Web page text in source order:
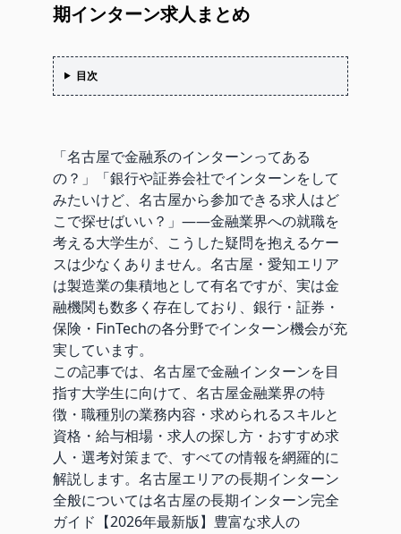
期インターン求人まとめ
目次
「名古屋で金融系のインターンってある
の？」「銀行や証券会社でインターンをして
みたいけど、名古屋から参加できる求人はど
こで探せばいい？」——金融業界への就職を
考える大学生が、こうした疑問を抱えるケー
スは少なくありません。名古屋・愛知エリア
は製造業の集積地として有名ですが、実は金
融機関も数多く存在しており、銀行・証券・
保険・FinTechの各分野でインターン機会が充
実しています。
この記事では、名古屋で金融インターンを目
指す大学生に向けて、名古屋金融業界の特
徴・職種別の業務内容・求められるスキルと
資格・給与相場・求人の探し方・おすすめ求
人・選考対策まで、すべての情報を網羅的に
解説します。名古屋エリアの長期インターン
全般については名古屋の長期インターン完全
ガイド【2026年最新版】豊富な求人の